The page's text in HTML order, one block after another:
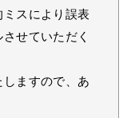
スにより誤表
せていただく
ますので、あ